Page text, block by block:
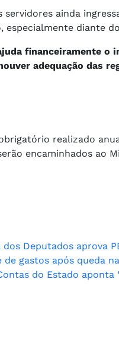
ainda
especialmente diante
financeiramente
adequação das
realizado
encaminhados ao
dos Deputados aprova
gastos após queda
do Estado